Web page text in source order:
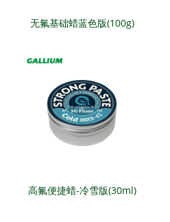
无氟基础蜡蓝色版(100g)
高氟便捷蜡-冷雪版(30ml)